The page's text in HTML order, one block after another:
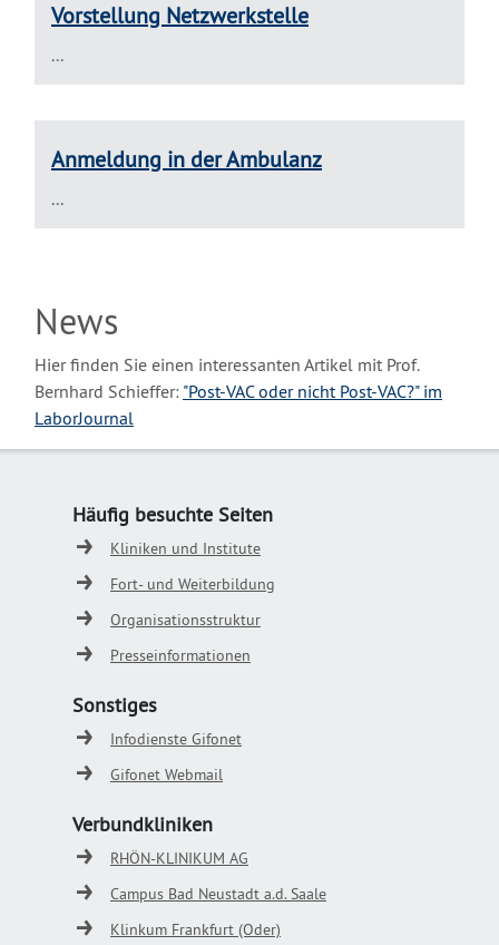
Vorstellung Netzwerkstelle
...
Anmeldung in der Ambulanz
...
News
Hier finden Sie einen interessanten Artikel mit Prof.
Bernhard Schieffer: "Post-VAC oder nicht Post-VAC?" im
LaborJournal
Häufig besuchte Seiten
Kliniken und Institute
Fort- und Weiterbildung
Organisationsstruktur
Presseinformationen
Sonstiges
Infodienste Gifonet
Gifonet Webmail
Verbundkliniken
RHÖN-KLINIKUM AG
Campus Bad Neustadt a.d. Saale
Klinkum Frankfurt (Oder)